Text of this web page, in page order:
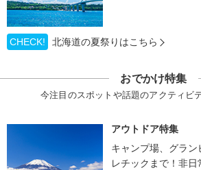
CHECK! 北海道の夏祭りはこちら
おでかけ特集
今注目のスポットや話題のアクティビ
アウトドア特集
キャンプ場、グラン
レチックまで！非